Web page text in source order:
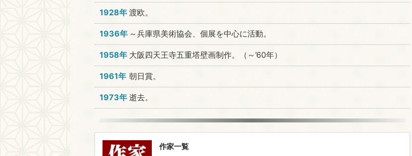
1928年 渡欧。
1936年 ～兵庫県美術協会、個展を中心に活動。
1958年 大阪四天王寺五重塔壁画制作。（～’60年）
1961年 朝日賞。
1973年 逝去。
作家一覧